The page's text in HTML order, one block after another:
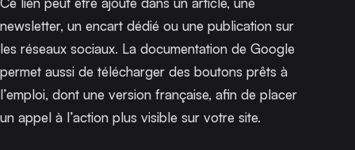
newsletter, un encart dédié ou une publication sur
les réseaux sociaux. La documentation de Google
permet aussi de télécharger des boutons prêts à
l’emploi, dont une version française, afin de placer
un appel à l’action plus visible sur votre site.